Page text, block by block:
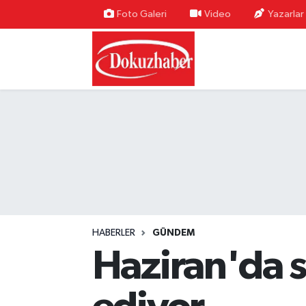
Foto Galeri Video Yazarlar
HABERLER GÜNDEM
Haziran'da
Hava Durumu
Trafik Durumu